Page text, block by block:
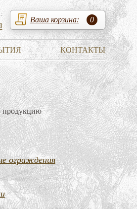
Ваша корзина: 0
КОНТАКТЫ
продукцию
ограждения